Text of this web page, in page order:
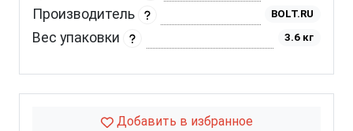
Производитель BOLT.RU
Вес упаковки 3.6 кг
Добавить в избранное